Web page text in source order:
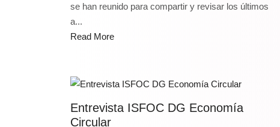
se han reunido para compartir y revisar los últimos
a...
Read More
Entrevista ISFOC DG Economía
Circular